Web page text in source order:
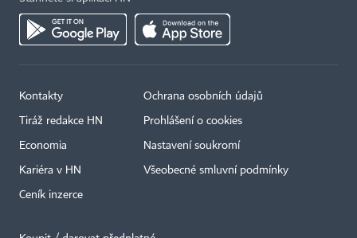
Kontakty
Tiráž redakce HN
Economia
Kariéra v HN
Ceník inzerce
Ochrana osobních údajů
Prohlášení o cookies
Nastavení soukromí
Všeobecné smluvní podmínky